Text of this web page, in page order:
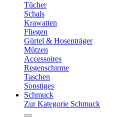
Tücher
Schals
Krawatten
Fliegen
Gürtel & Hosenträger
Mützen
Accessoires
Regenschirme
Taschen
Sonstiges
Schmuck
Zur Kategorie Schmuck